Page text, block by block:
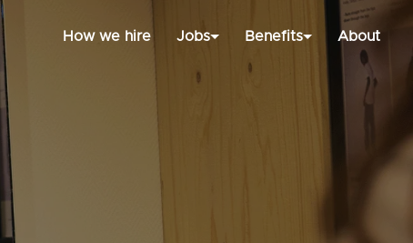
How we hire Jobs Benefits About